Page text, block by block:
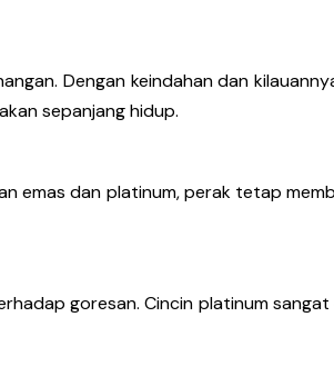
Dengan keindahan dan
sepanjang hidup.
emas dan platinum, perak tetap
goresan. Cincin platinum